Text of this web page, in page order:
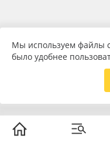
Мы используем файлы
было удобнее